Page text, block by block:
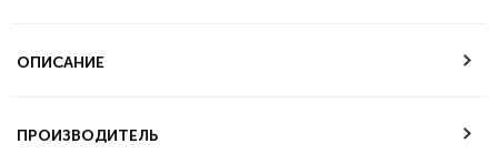
ОПИСАНИЕ
ПРОИЗВОДИТЕЛЬ